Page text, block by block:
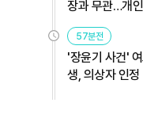
장과 무관…개
57분전
'장윤기 사건'
생, 의상자 인정